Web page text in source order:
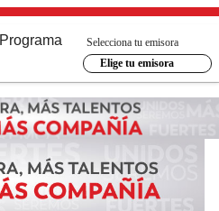
Programa
Selecciona tu emisora
Elige tu emisora